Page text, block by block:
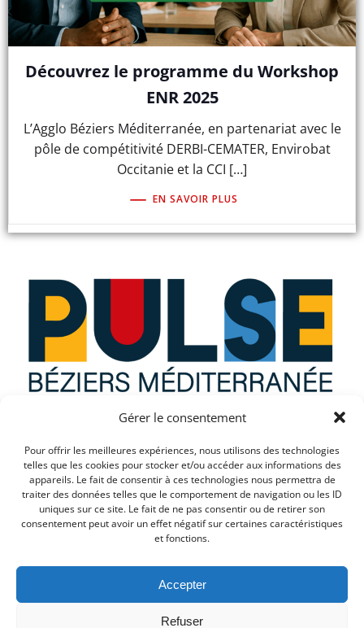
Gérer le consentement
Pour offrir les meilleures expériences, nous utilisons des technologies
telles que les cookies pour stocker et/ou accéder aux informations des
appareils. Le fait de consentir à ces technologies nous permettra de
traiter des données telles que le comportement de navigation ou les ID
uniques sur ce site. Le fait de ne pas consentir ou de retirer son
consentement peut avoir un effet négatif sur certaines caractéristiques
et fonctions.
Accepter
Refuser
Découvrez le programme du Workshop
ENR 2025
L’Agglo Béziers Méditerranée, en partenariat avec le
pôle de compétitivité DERBI-CEMATER, Envirobat
Occitanie et la CCI […]
EN SAVOIR PLUS
Que recherchez vous ?